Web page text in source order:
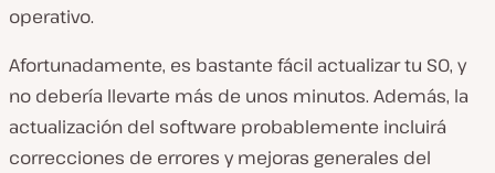
operativo.
Afortunadamente, es bastante fácil actualizar tu SO, y
no debería llevarte más de unos minutos. Además, la
actualización del software probablemente incluirá
correcciones de errores y mejoras generales del